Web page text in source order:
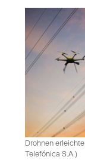
Drohnen
Telefónica S.A.)